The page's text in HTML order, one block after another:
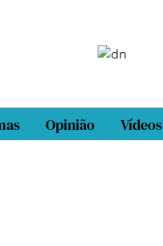
Opinião Vídeos